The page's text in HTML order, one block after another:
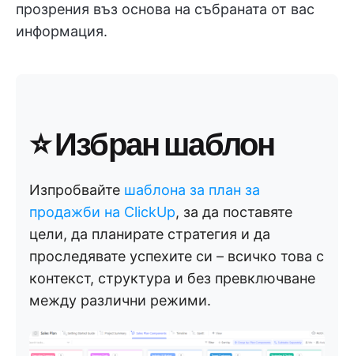
прозрения въз основа на събраната от вас
информация.
⭐ Избран шаблон
Изпробвайте шаблона за план за
продажби на ClickUp, за да поставяте
цели, да планирате стратегия и да
проследявате успехите си – всичко това с
контекст, структура и без превключване
между различни режими.